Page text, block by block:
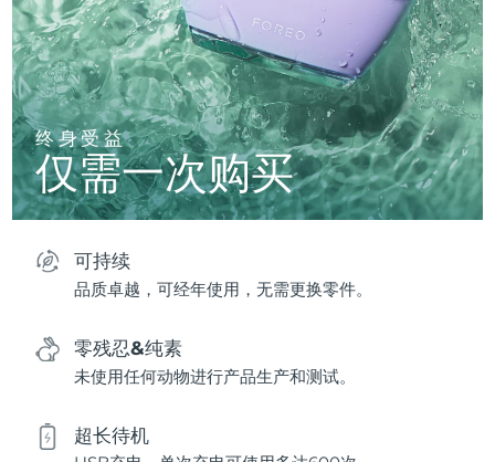
终身受益
仅需一次购买
可持续
品质卓越，可经年使用，无需更换零件。
零残忍&纯素
未使用任何动物进行产品生产和测试。
超长待机